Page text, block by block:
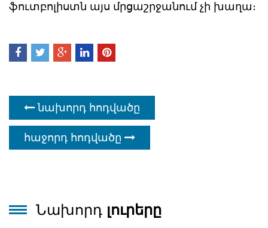
ֆուտբոլիստն այս մրցաշրջանում չի խաղա։
նախորդ հոդվածը
հաջորդ հոդվածը
Նախորդ լուրերը